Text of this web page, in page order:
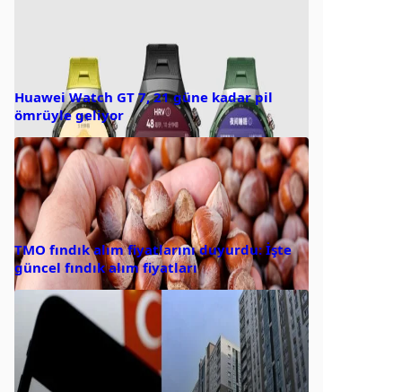
Huawei Watch GT 7, 21 güne kadar pil
ömrüyle geliyor
TMO fındık alım fiyatlarını duyurdu: İşte
güncel fındık alım fiyatları